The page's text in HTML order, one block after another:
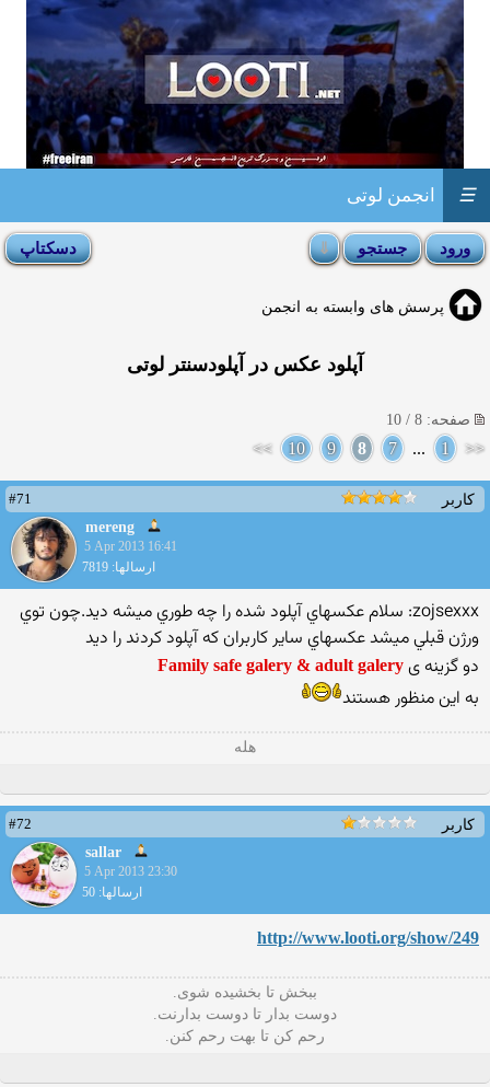
انجمن لوتی ☰
پرسش های وابسته به انجمن
آپلود عکس در آپلودسنتر لوتی
صفحه: 8 / 10
<<
1
...
7
8
9
10
>>
کاربر
#71
mereng
5 Apr 2013 16:41
ارسالها: 7819
zojsexxx: سلام عکسهاي آپلود شده را چه طوري ميشه ديد.چون توي
ورژن قبلي ميشد عکسهاي ساير کاربران که آپلود کردند را ديد
دو گزینه ی Family safe galery & adult galery
به این منظور هستند‎
هله
کاربر
#72
sallar
5 Apr 2013 23:30
ارسالها: 50
http://www.looti.org/show/249
ببخش تا بخشیده شوی.
دوست بدار تا دوست بدارنت.
رحم کن تا بهت رحم کنن.